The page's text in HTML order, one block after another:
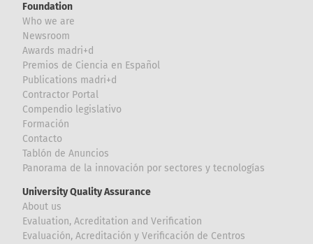
Foundation
Who we are
Newsroom
Awards madri+d
Premios de Ciencia en Español
Publications madri+d
Contractor Portal
Compendio legislativo
Formación
Contacto
Tablón de Anuncios
Panorama de la innovación por sectores y tecnologías
University Quality Assurance
About us
Evaluation, Acreditation and Verification
Evaluación, Acreditación y Verificación de Centros